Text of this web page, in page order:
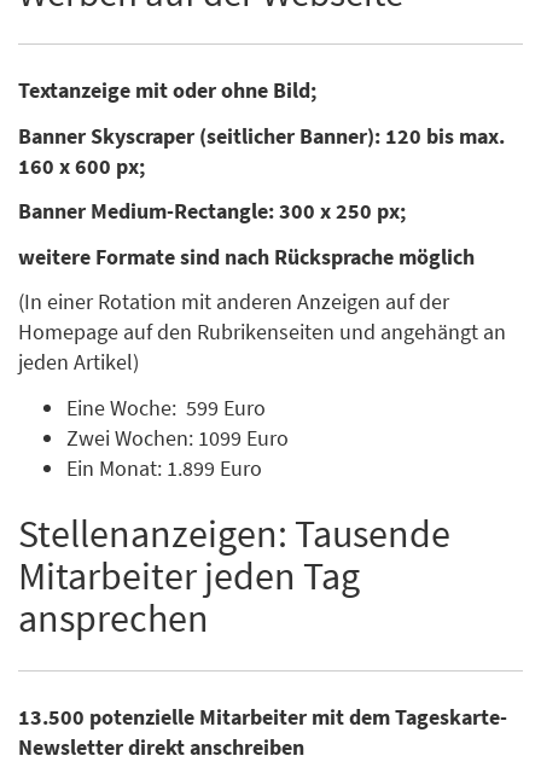
Textanzeige mit oder ohne Bild;
Banner Skyscraper (seitlicher Banner): 120 bis max.
160 x 600 px;
Banner Medium-Rectangle: 300 x 250 px;
weitere Formate sind nach Rücksprache möglich
(In einer Rotation mit anderen Anzeigen auf der
Homepage auf den Rubrikenseiten und angehängt an
jeden Artikel)
Eine Woche: 599 Euro
Zwei Wochen: 1099 Euro
Ein Monat: 1.899 Euro
Stellenanzeigen: Tausende
Mitarbeiter jeden Tag
ansprechen
13.500 potenzielle Mitarbeiter mit dem Tageskarte-
Newsletter direkt anschreiben